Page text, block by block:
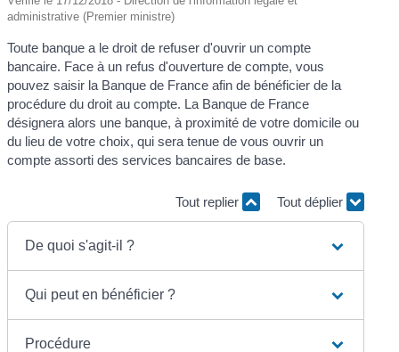
administrative (Premier ministre)
Toute banque a le droit de refuser d'ouvrir un compte
bancaire. Face à un refus d'ouverture de compte, vous
pouvez saisir la Banque de France afin de bénéficier de la
procédure du droit au compte. La Banque de France
désignera alors une banque, à proximité de votre domicile ou
du lieu de votre choix, qui sera tenue de vous ouvrir un
compte assorti des services bancaires de base.
Tout replier Tout déplier
De quoi s'agit-il ?
Qui peut en bénéficier ?
Procédure